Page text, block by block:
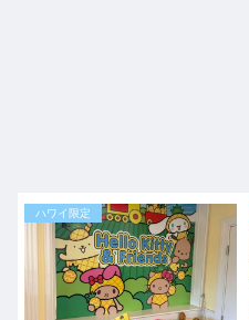
ハワイ限定